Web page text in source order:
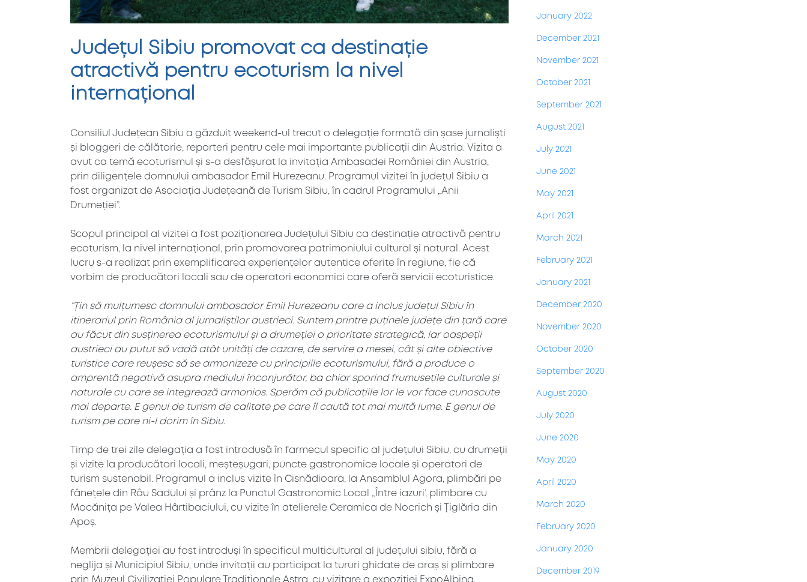
Județul Sibiu promovat ca destinație
atractivă pentru ecoturism la nivel
internațional
Consiliul Județean Sibiu a găzduit weekend-ul trecut o delegație formată din șase jurnaliști
și bloggeri de călătorie, reporteri pentru cele mai importante publicații din Austria. Vizita a
avut ca temă ecoturismul și s-a desfășurat la invitația Ambasadei României din Austria,
prin diligențele domnului ambasador Emil Hurezeanu. Programul vizitei în județul Sibiu a
fost organizat de Asociația Județeană de Turism Sibiu, în cadrul Programului „Anii
Drumeției”.
Scopul principal al vizitei a fost poziționarea Județului Sibiu ca destinație atractivă pentru
ecoturism, la nivel internațional, prin promovarea patrimoniului cultural și natural. Acest
lucru s-a realizat prin exemplificarea experiențelor autentice oferite în regiune, fie că
vorbim de producători locali sau de operatori economici care oferă servicii ecoturistice.
“Țin să mulțumesc domnului ambasador Emil Hurezeanu care a inclus județul Sibiu în
itinerariul prin România al jurnaliștilor austrieci. Suntem printre puținele județe din țară care
au făcut din susținerea ecoturismului și a drumeției o prioritate strategică, iar oaspeții
austrieci au putut să vadă atât unități de cazare, de servire a mesei, cât și alte obiective
turistice care reușesc să se armonizeze cu principiile ecoturismului, fără a produce o
amprentă negativă asupra mediului înconjurător, ba chiar sporind frumusețile culturale și
naturale cu care se integrează armonios. Sperăm că publicațiile lor le vor face cunoscute
mai departe. E genul de turism de calitate pe care îl caută tot mai multă lume. E genul de
turism pe care ni-l dorim în Sibiu.
Timp de trei zile delegația a fost introdusă în farmecul specific al județului Sibiu, cu drumeții
și vizite la producători locali, meșteșugari, puncte gastronomice locale și operatori de
turism sustenabil. Programul a inclus vizite în Cisnădioara, la Ansamblul Agora, plimbări pe
fânețele din Râu Sadului și prânz la Punctul Gastronomic Local „Între iazuri’, plimbare cu
Mocănița pe Valea Hârtibaciului, cu vizite în atelierele Ceramica de Nocrich și Țiglăria din
Apoș.
Membrii delegației au fost introduși în specificul multicultural al județului sibiu, fără a
neglija și Municipiul Sibiu, unde invitații au participat la tururi ghidate de oraș și plimbare
prin Muzeul Civilizației Populare Tradiționale Astra, cu vizitare a expoziției ExpoAlbina,
January 2022
December 2021
November 2021
October 2021
September 2021
August 2021
July 2021
June 2021
May 2021
April 2021
March 2021
February 2021
January 2021
December 2020
November 2020
October 2020
September 2020
August 2020
July 2020
June 2020
May 2020
April 2020
March 2020
February 2020
January 2020
December 2019